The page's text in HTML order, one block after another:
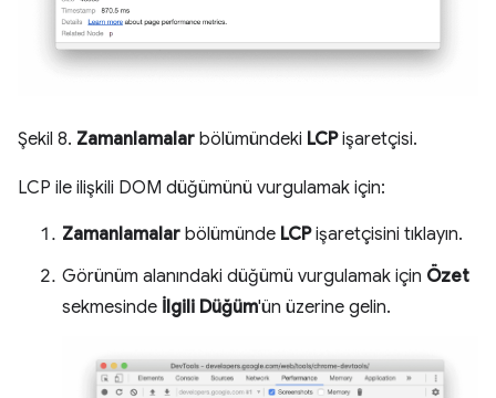
Şekil 8. Zamanlamalar bölümündeki LCPişaretçisi.
LCP ile ilişkili DOM düğümünü vurgulamak için:
Zamanlamalar bölümünde LCPişaretçisini tıklayın.
Görünüm alanındaki düğümü vurgulamak için Özet
sekmesinde İlgili Düğüm'ün üzerine gelin.